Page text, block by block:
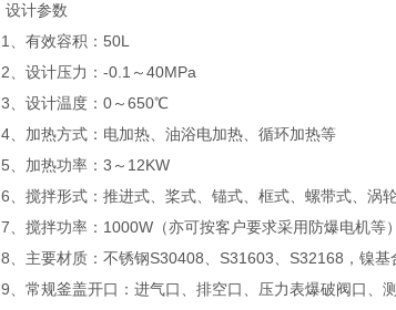
设计参数
1、有效容积：50L
2、设计压力：-0.1～40MPa
3、设计温度：0～650℃
4、加热方式：电加热、油浴电加热、循环加热等
5、加热功率：3～12KW
6、搅拌形式：推进式、桨式、锚式、框式、螺带式、涡
7、搅拌功率：1000W（亦可按客户要求采用防爆电机等）
8、主要材质：不锈钢S30408、S31603、S32168，镍
9、常规釜盖开口：进气口、排空口、压力表爆破阀口、